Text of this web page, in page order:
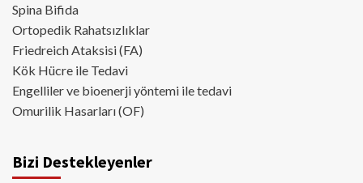
Spina Bifida
Ortopedik Rahatsızlıklar
Friedreich Ataksisi (FA)
Kök Hücre ile Tedavi
Engelliler ve bioenerji yöntemi ile tedavi
Omurilik Hasarları (OF)
Bizi Destekleyenler